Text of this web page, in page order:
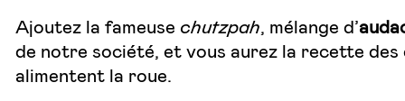
Ajoutez la fameuse chutzpah, mélange d’
de notre société, et vous aurez la recette
alimentent la roue.